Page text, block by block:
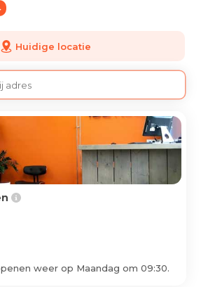
offerte aan
alle prijzen
alle producten
Huidige locatie
weer op Maandag om 09:30.